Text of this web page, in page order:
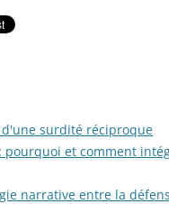
d'une surdité réciproque
et comment
narrative entre la